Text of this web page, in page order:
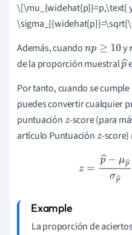
\[\mu_{widehat{p}}=p,\text{
Además, cuandonp≥10 y
de la proporción muestralp
^
Por tanto, cuando se
puedes convertir cualquier
puntuaciónz-score (para
artículo Puntuaciónz-
−μp^ σp^
La proporción de